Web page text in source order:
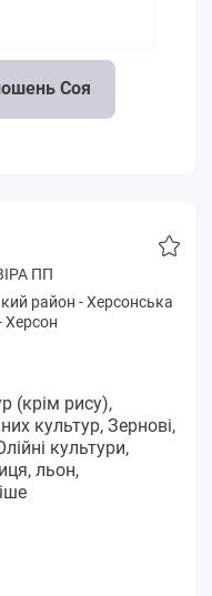
Соя
ПП
район -Хepсoнськa
Херсон
(крім рису),
культур, Зернові,
культури,
льон,